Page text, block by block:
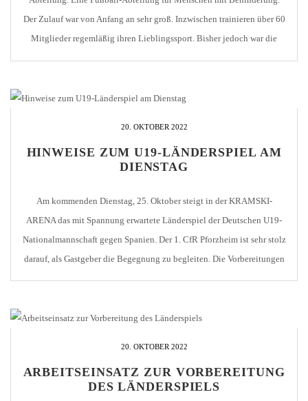
Der Zulauf war von Anfang an sehr groß. Inzwischen trainieren über 60
Mitglieder regemläßig ihren Lieblingssport. Bisher jedoch war die
20. OKTOBER 2022
HINWEISE ZUM U19-LÄNDERSPIEL AM
DIENSTAG
Am kommenden Dienstag, 25. Oktober steigt in der KRAMSKI-
ARENA das mit Spannung erwartete Länderspiel der Deutschen U19-
Nationalmannschaft gegen Spanien. Der 1. CfR Pforzheim ist sehr stolz
darauf, als Gastgeber die Begegnung zu begleiten. Die Vorbereitungen
20. OKTOBER 2022
ARBEITSEINSATZ ZUR VORBEREITUNG
DES LÄNDERSPIELS